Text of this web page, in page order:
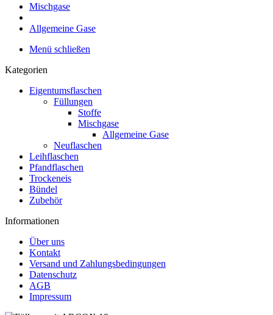
Mischgase
Allgemeine Gase
Menü schließen
Kategorien
Eigentumsflaschen
Füllungen
Stoffe
Mischgase
Allgemeine Gase
Neuflaschen
Leihflaschen
Pfandflaschen
Trockeneis
Bündel
Zubehör
Informationen
Über uns
Kontakt
Versand und Zahlungsbedingungen
Datenschutz
AGB
Impressum